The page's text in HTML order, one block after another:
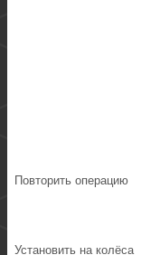
Повторить операцию
Установить на колёса